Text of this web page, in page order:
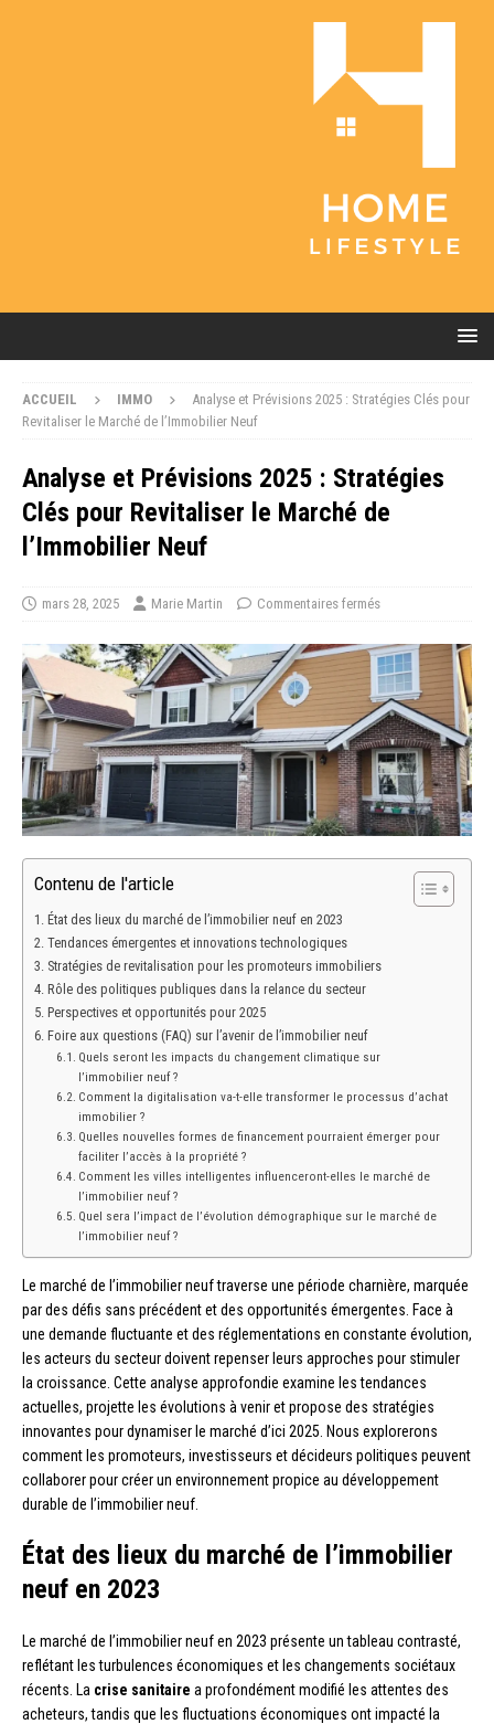
ACCUEIL IMMO
Analyse et Prévisions 2025 : Stratégies Clés pour
Revitaliser le Marché de l’Immobilier Neuf
Analyse et Prévisions 2025 : Stratégies
Clés pour Revitaliser le Marché de
l’Immobilier Neuf
mars 28, 2025 Marie Martin Commentaires fermés
Contenu de l'article
État des lieux du marché de l’immobilier neuf en 2023
Tendances émergentes et innovations technologiques
Stratégies de revitalisation pour les promoteurs immobiliers
Rôle des politiques publiques dans la relance du secteur
Perspectives et opportunités pour 2025
Foire aux questions (FAQ) sur l’avenir de l’immobilier neuf
Quels seront les impacts du changement climatique sur
l’immobilier neuf ?
Comment la digitalisation va-t-elle transformer le processus d’achat
immobilier ?
Quelles nouvelles formes de financement pourraient émerger pour
faciliter l’accès à la propriété ?
Comment les villes intelligentes influenceront-elles le marché de
l’immobilier neuf ?
Quel sera l’impact de l’évolution démographique sur le marché de
l’immobilier neuf ?
Le marché de l’immobilier neuf traverse une période charnière, marquée
par des défis sans précédent et des opportunités émergentes. Face à
une demande fluctuante et des réglementations en constante évolution,
les acteurs du secteur doivent repenser leurs approches pour stimuler
la croissance. Cette analyse approfondie examine les tendances
actuelles, projette les évolutions à venir et propose des stratégies
innovantes pour dynamiser le marché d’ici 2025. Nous explorerons
comment les promoteurs, investisseurs et décideurs politiques peuvent
collaborer pour créer un environnement propice au développement
durable de l’immobilier neuf.
État des lieux du marché de l’immobilier
neuf en 2023
Le marché de l’immobilier neuf en 2023 présente un tableau contrasté,
reflétant les turbulences économiques et les changements sociétaux
récents. La crise sanitaire a profondément modifié les attentes des
acheteurs, tandis que les fluctuations économiques ont impacté la